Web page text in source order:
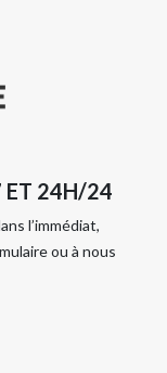
ET 24H/24
l’immédiat,
ou à nous